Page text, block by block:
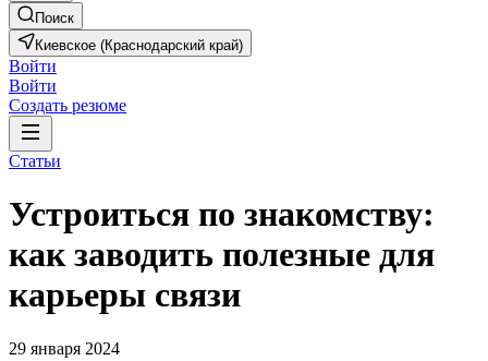
Поиск
Киевское (Краснодарский край)
Войти
Войти
Создать резюме
Статьи
Устроиться по знакомству:
как заводить полезные для
карьеры связи
29 января 2024